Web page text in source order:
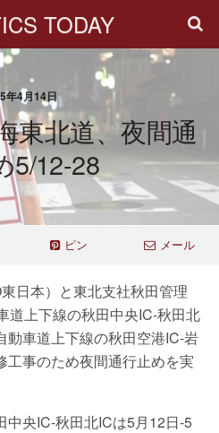
TODAY
年4月14日
東北道、夜間通
5/12-28
ピン メール
日本）と東北支社秋田管理
道上下線の秋田中央IC-秋田北
動車道上下線の秋田空港IC-岩
工事のため夜間通行止めを実
中央IC-秋田北ICは5月12日-5